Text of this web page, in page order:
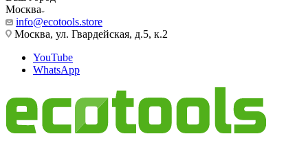
Москва
info@ecotools.store
Москва, ул. Гвардейская, д.5, к.2
YouTube
WhatsApp